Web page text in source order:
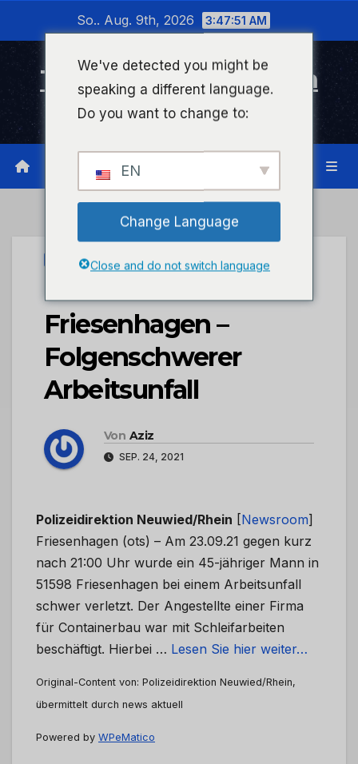
wechseln
So.. Aug. 9th, 2026 3:47:51 AM
Timeline Bad Kreuznach
Infonetzwerk für Bad Kreuznach
UNCATEGORIZED
POL-PDNR:
Friesenhagen –
Folgenschwerer
Arbeitsunfall
Von Aziz
SEP. 24, 2021
Polizeidirektion Neuwied/Rhein [Newsroom]
Friesenhagen (ots) – Am 23.09.21 gegen kurz
nach 21:00 Uhr wurde ein 45-jähriger Mann in
51598 Friesenhagen bei einem Arbeitsunfall
schwer verletzt. Der Angestellte einer Firma
für Containerbau war mit Schleifarbeiten
beschäftigt. Hierbei … Lesen Sie hier weiter…
Original-Content von: Polizeidirektion Neuwied/Rhein,
übermittelt durch news aktuell
Powered by WPeMatico
We've detected you might be
speaking a different language.
Do you want to change to:
EN
Change Language
Close and do not switch language